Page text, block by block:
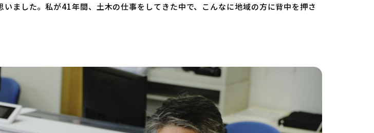
ました。私が41年間、土木の仕事をしてきた中で、こんなに地域の方に背中を押さ